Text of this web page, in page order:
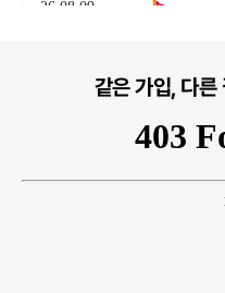
같은 가입, 다른